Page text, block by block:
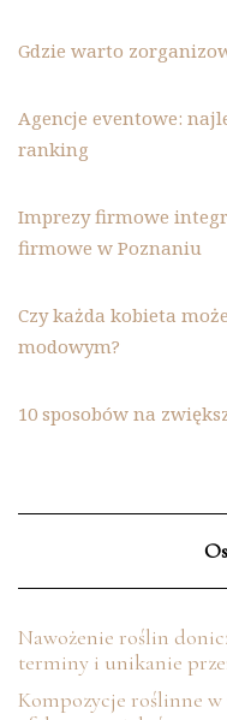
Gdzie warto
Agencje eventowe:
ranking
Imprezy firmowe
firmowe w Poznaniu
Czy każda kobieta
modowym?
10 sposobów na
Nawożenie roślin
terminy i unikanie
Kompozycje roślinne